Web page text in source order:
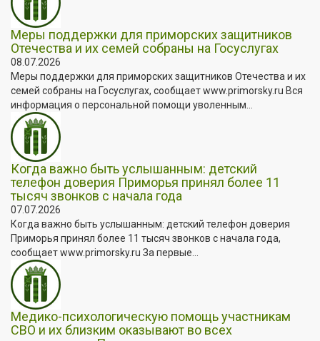
Меры поддержки для приморских защитников
Отечества и их семей собраны на Госуслугах
08.07.2026
Меры поддержки для приморских защитников Отечества и их
семей собраны на Госуслугах, сообщает www.primorsky.ru Вся
информация о персональной помощи уволенным...
Когда важно быть услышанным: детский
телефон доверия Приморья принял более 11
тысяч звонков с начала года
07.07.2026
Когда важно быть услышанным: детский телефон доверия
Приморья принял более 11 тысяч звонков с начала года,
сообщает www.primorsky.ru За первые...
Медико-психологическую помощь участникам
СВО и их близким оказывают во всех